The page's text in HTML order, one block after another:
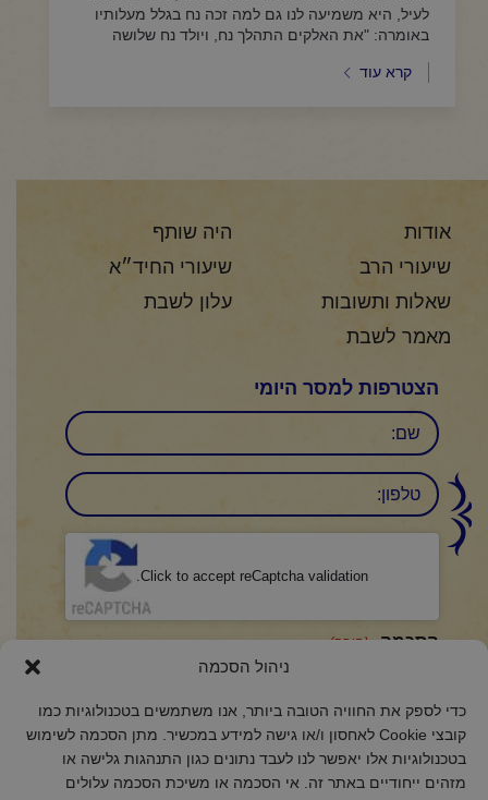
ניהול הסכמה
כדי לספק את החוויה הטובה ביותר, אנו משתמשים בטכנולוגיות כמו
קובצי Cookie לאחסון ו/או גישה למידע במכשיר. מתן הסכמה לשימוש
בטכנולוגיות אלו יאפשר לנו לעבד נתונים כגון התנהגות גלישה או
מזהים ייחודיים באתר זה. אי הסכמה או משיכת הסכמה עלולים
לעיל, היא משמיעה לנו גם למה זכה נח בגלל מעלותיו
באומרה: "את האלקים התהלך נח, ויולד נח שלושה
קרא עוד
אודות
היה שותף
שיעורי הרב
שיעורי החיד״א
שאלות ותשובות
עלון לשבת
מאמר לשבת
הצטרפות למסר היומי
שם
טלפון:
Click to accept reCaptcha validation.
הסכמה (חובה)
אני מאשר/ת כי קראתי והבנתי את